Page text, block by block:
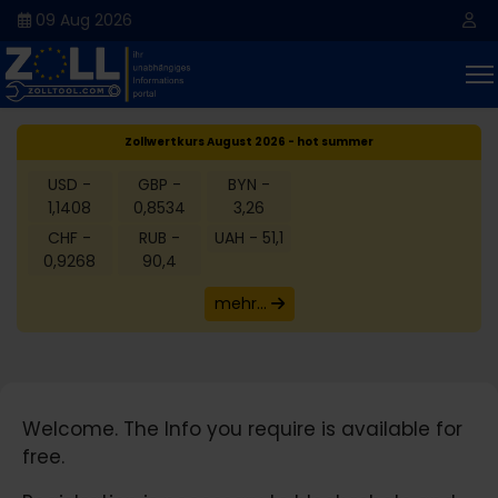
09 Aug 2026
Zollwertkurs August 2026 - hot summer
USD -
1,1408
CHF -
0,9268
GBP -
0,8534
RUB -
90,4
BYN -
3,26
UAH - 51,1
mehr...
Welcome. The Info you require is available for
free.